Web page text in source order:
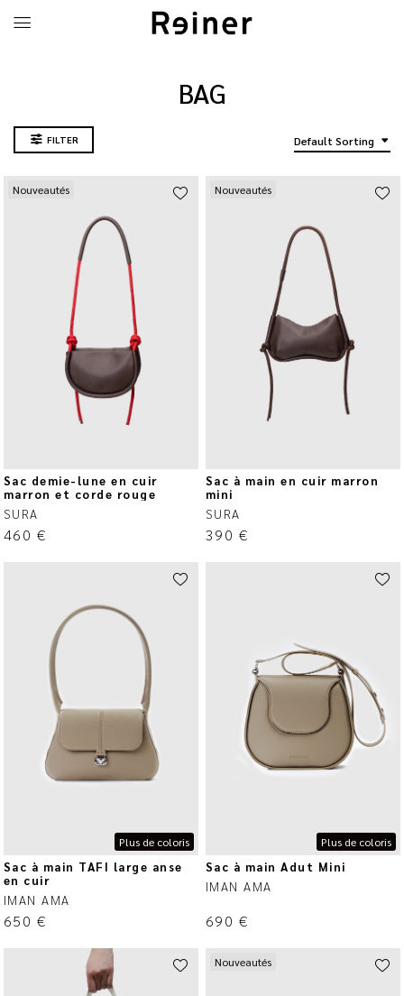
BAG
FILTER Default Sorting
Nouveautés
Sac demie-lune en cuir
marron et corde rouge
SURA
460 €
Nouveautés
Sac à main en cuir marron
mini
SURA
390 €
Plus de coloris
Sac à main TAFI large anse
en cuir
IMAN AMA
650 €
Plus de coloris
Sac à main Adut Mini
IMAN AMA
690 €
Nouveautés